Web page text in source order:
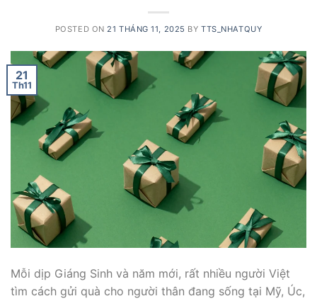
POSTED ON 21 THÁNG 11, 2025 BYTTS_NHATQUY
21
Th11
Mỗi dịp Giáng Sinh và năm mới, rất nhiều người Việt
tìm cách gửi quà cho người thân đang sống tại Mỹ, Úc,